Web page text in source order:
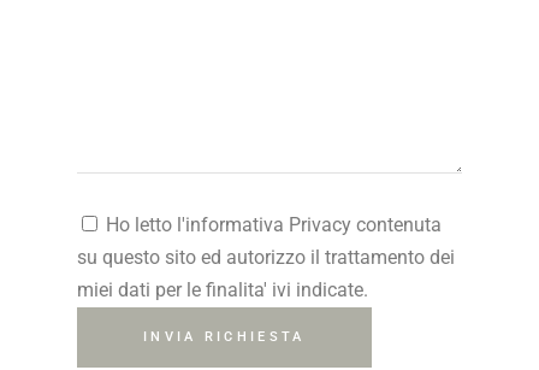
Ho letto l'informativa Privacy contenuta
su questo sito ed autorizzo il trattamento dei
miei dati per le finalita' ivi indicate.
INVIA RICHIESTA